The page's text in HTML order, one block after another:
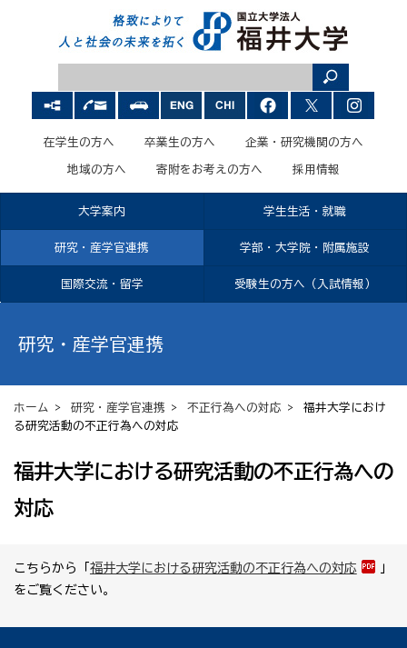
在学生の方へ 卒業生の方へ 企業・研究機関の方へ
地域の方へ 寄附をお考えの方へ 採用情報
大学案内 学生生活・就職
研究・産学官連携 学部・大学院・附属施設
国際交流・留学 受験生の方へ（入試情報）
研究・産学官連携
ホーム > 研究・産学官連携 > 不正行為への対応 > 福井大学におけ
る研究活動の不正行為への対応
福井大学における研究活動の不正行為への
対応
こちらから「 福井大学における研究活動の不正行為への対応
」
をご覧ください。